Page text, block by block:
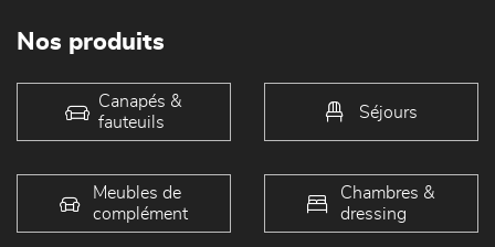
Nos produits
Canapés &
fauteuils
Séjours
Meubles de
complément
Chambres &
dressing